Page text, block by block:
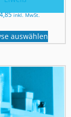
inkl. MwSt.
auswählen